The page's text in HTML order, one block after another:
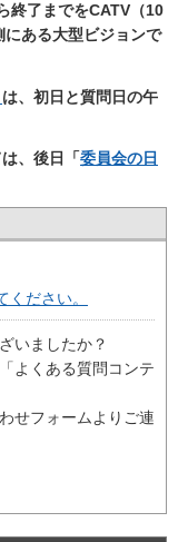
終了までをCATV（10
にある大型ビジョンで
は、初日と質問日の午
、後日「委員会の日
ださい。
いましたか？
よくある質問コンテ
せフォームよりご連